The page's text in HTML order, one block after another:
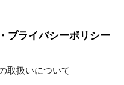
プライバシーポリシー
取扱いについて